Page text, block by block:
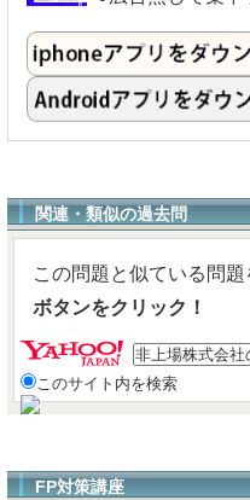
関連・類似の過去問
この問題と似ている問題
ボタンをクリック！
このサイト内を検索
FP対策講座